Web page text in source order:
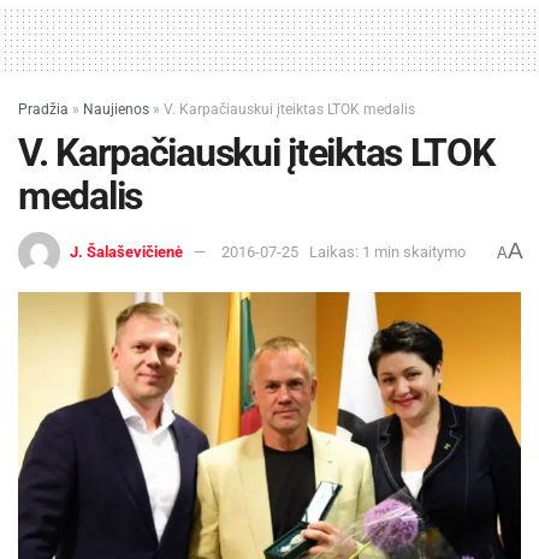
Pradžia » Naujienos » V. Karpačiauskui įteiktas LTOK medalis
V. Karpačiauskui įteiktas LTOK
medalis
J. Šalaševičienė 2016-07-25 Laikas: 1 min skaitymo AA